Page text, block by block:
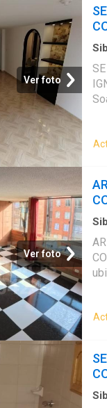
Ver foto
Ver foto